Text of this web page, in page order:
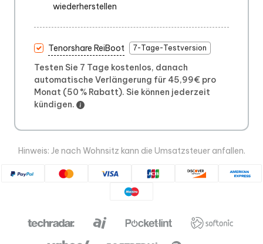
wiederherstellen
Tenorshare ReiBoot 7-Tage-Testversion
Testen Sie 7 Tage kostenlos, danach
automatische Verlängerung für 45,99€ pro
Monat (50 % Rabatt). Sie können jederzeit
kündigen.
Hinweis: Je nach Wohnsitz kann die Umsatzsteuer anfallen.